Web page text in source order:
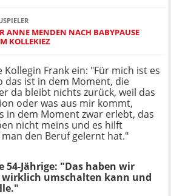
ANNE MENDEN NACH BABYPAUSE
KOLLEKIEZ
Frank ein: "Für mich ist es
das ist in dem Moment, die
da bleibt nichts zurück, weil das
oder was aus mir kommt,
in dem Moment zwar erlebt, das
nicht meins und es hilft
den Beruf gelernt hat."
54-Jährige: "Das haben wir
wirklich umschalten kann und